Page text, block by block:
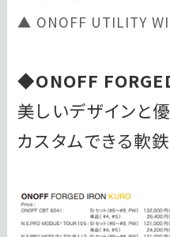
ONOFF UTILITY
◆ONOFF
美しいデザインと
カスタムできる軟